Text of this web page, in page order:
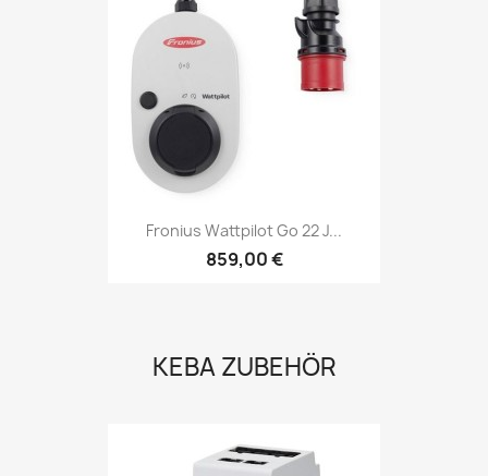
Fronius Wattpilot Go 22 J...
859,00 €
KEBA ZUBEHÖR